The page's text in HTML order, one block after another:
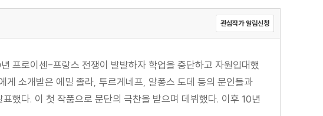
관심작가 알림신청
프로이센-프랑스 전쟁이 발발하자 학업을 중단하고 자원입대했
소개받은 에밀 졸라, 투르게네프, 알퐁스 도데 등의 문인들과
표했다. 이 첫 작품으로 문단의 극찬을 받으며 데뷔했다. 이후 10년